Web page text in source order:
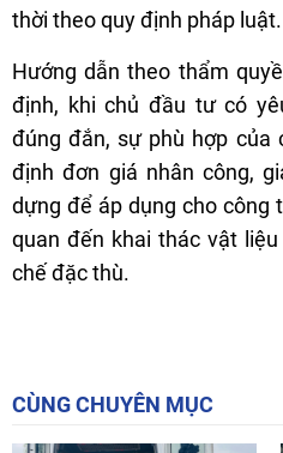
thời theo quy định pháp luật.
Hướng dẫn theo thẩm
định, khi chủ đầu tư có
đúng đắn, sự phù hợp của
định đơn giá nhân công,
dựng để áp dụng cho công
quan đến khai thác vật
chế đặc thù.
CÙNG CHUYÊN MỤC